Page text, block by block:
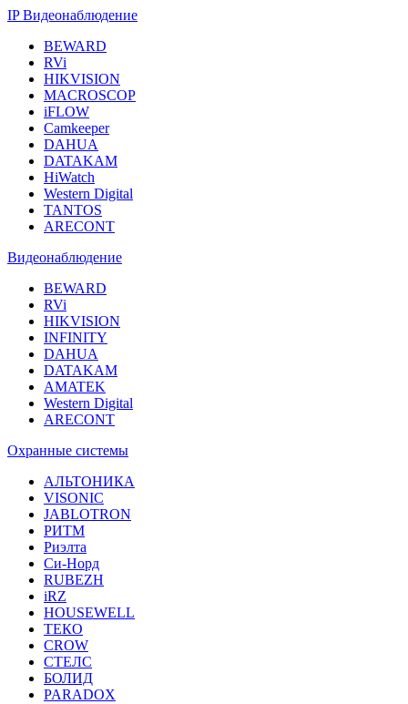
IP Видеонаблюдение
BEWARD
RVi
HIKVISION
MACROSCOP
iFLOW
Camkeeper
DAHUA
DATAKAM
HiWatch
Western Digital
TANTOS
ARECONT
Видеонаблюдение
BEWARD
RVi
HIKVISION
INFINITY
DAHUA
DATAKAM
AMATEK
Western Digital
ARECONT
Охранные системы
АЛЬТОНИКА
VISONIC
JABLOTRON
РИТМ
Риэлта
Си-Норд
RUBEZH
iRZ
HOUSEWELL
ТЕКО
CROW
СТЕЛС
БОЛИД
PARADOX